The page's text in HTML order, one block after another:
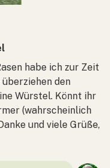
habe ich zur Zeit
den
Würstel. Könnt ihr
(wahrscheinlich
und viele Grüße,